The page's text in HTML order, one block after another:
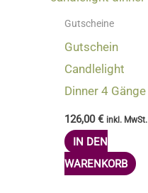
Gutscheine
Gutschein
Candlelight
Dinner 4 Gänge
126,00€ inkl. MwSt.
IN DEN
WARENKORB